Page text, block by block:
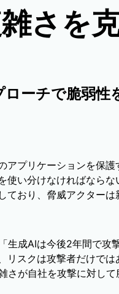
さを
ーチで脆弱性
アプリケーションを保護
使い分けなければならな
ており、脅威アクターは
生成AIは今後2年間で攻
リスクは攻撃者だけでは
さが自社を攻撃に対して